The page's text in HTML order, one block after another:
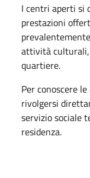
I centri aperti si
prestazioni
attività culturali,
quartiere.
Per conoscere
rivolgersi
servizio sociale
residenza.